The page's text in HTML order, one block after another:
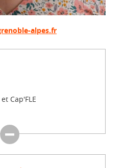
alpes.fr
Cap'FLE